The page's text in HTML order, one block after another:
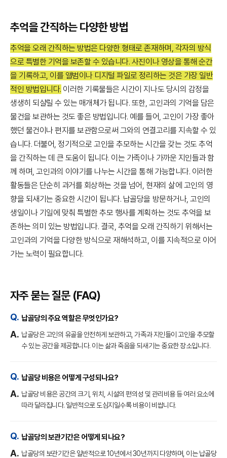
추억을 간직하는 다양한 방법
추억을 오래 간직하는 방법은 다양한 형태로 존재하며, 각자의 방식
으로 특별한 기억을 보존할 수 있습니다. 사진이나 영상을 통해 순간
을 기록하고, 이를 앨범이나 디지털 파일로 정리하는 것은 가장 일반
적인 방법입니다. 이러한 기록물들은 시간이 지나도 당시의 감정을
생생히 되살릴 수 있는 매개체가 됩니다. 또한, 고인과의 기억을 담은
물건을 보관하는 것도 좋은 방법입니다. 예를 들어, 고인이 가장 좋아
했던 물건이나 편지를 보관함으로써 그와의 연결고리를 지속할 수 있
습니다. 더불어, 정기적으로 고인을 추모하는 시간을 갖는 것도 추억
을 간직하는 데 큰 도움이 됩니다. 이는 가족이나 가까운 지인들과 함
께 하며, 고인과의 이야기를 나누는 시간을 통해 가능합니다. 이러한
활동들은 단순히 과거를 회상하는 것을 넘어, 현재의 삶에 고인의 영
향을 되새기는 중요한 시간이 됩니다. 납골당을 방문하거나, 고인의
생일이나 기일에 맞춰 특별한 추모 행사를 계획하는 것도 추억을 보
존하는 의미 있는 방법입니다. 결국, 추억을 오래 간직하기 위해서는
고인과의 기억을 다양한 방식으로 재해석하고, 이를 지속적으로 이어
가는 노력이 필요합니다.
자주 묻는 질문 (FAQ)
납골당의 주요 역할은 무엇인가요?
납골당은 고인의 유골을 안전하게 보관하고, 가족과 지인들이 고인을 추모할
수 있는 공간을 제공합니다. 이는 삶과 죽음을 되새기는 중요한 장소입니다.
납골당 비용은 어떻게 구성되나요?
납골당 비용은 공간의 크기, 위치, 시설의 편의성 및 관리비용 등 여러 요소에
따라 달라집니다. 일반적으로 도심지일수록 비용이 비쌉니다.
납골당의 보관기간은 어떻게 되나요?
납골당의 보관기간은 일반적으로 10년에서 30년까지 다양하며, 이는 납골당